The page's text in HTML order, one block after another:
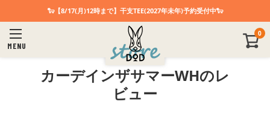
🐑【8/17(月)12時まで】干支TEE(2027年未年)予約受付中🐑
MENU
0
カーデインザサマーWHのレ
ビュー